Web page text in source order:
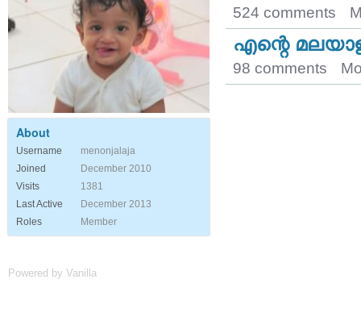
524 comments
എന്റെ
98 comments
About
Username
menonjalaja
Joined
December 2010
Visits
1381
Last Active
December 2013
Roles
Member
Powered by Vanilla